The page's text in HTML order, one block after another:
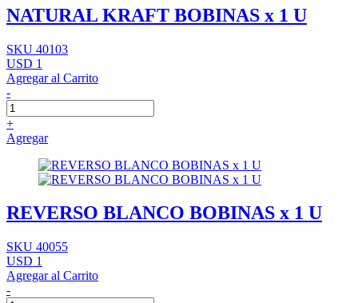
NATURAL KRAFT BOBINAS x 1 U
SKU 40103
USD 1
Agregar al Carrito
-
+
Agregar
REVERSO BLANCO BOBINAS x 1 U
SKU 40055
USD 1
Agregar al Carrito
-